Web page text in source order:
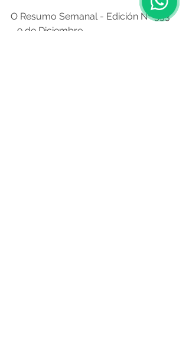
O Resumo Semanal - Edición Nº 533
- 9 de Diciembre